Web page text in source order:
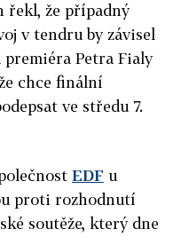
řekl, že případný
v tendru by závisel
premiéra Petra Fialy
chce finální
ve středu 7.
EDF u
proti rozhodnutí
soutěže, který dne